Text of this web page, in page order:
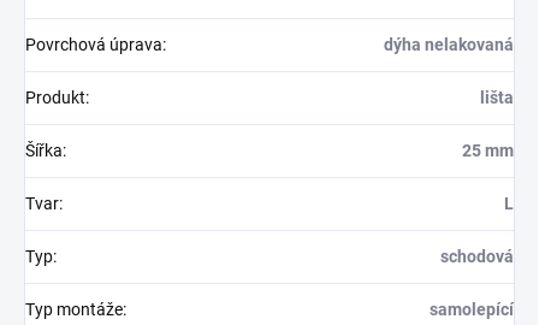
Povrchová úprava: dýha nelakovaná
Produkt: lišta
Šířka: 25 mm
Tvar: L
Typ: schodová
Typ montáže: samolepící